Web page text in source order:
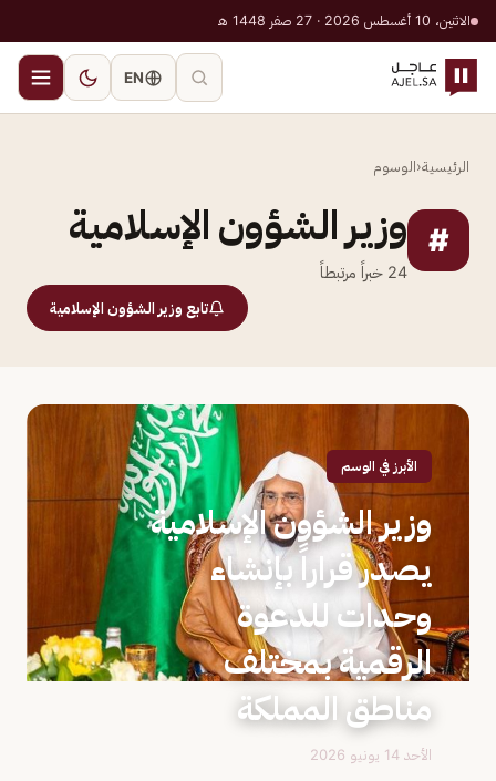
الاثنين، 10 أغسطس 2026 · 27 صفر 1448 هـ
EN
الرئيسية‹الوسوم
# وزير الشؤون الإسلامية
24 خبراً مرتبطاً
تابع وزير الشؤون الإسلامية
الأبرز في الوسم
وزير الشؤون الإسلامية
يصدر قراراً بإنشاء
وحدات للدعوة
الرقمية بمختلف
مناطق المملكة
الأحد 14 يونيو 2026